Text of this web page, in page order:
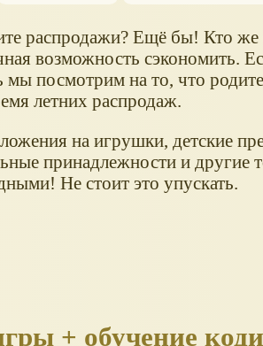
распродажи? Ещё бы! Кто
возможность сэкономить.
мы посмотрим на то, что
летних распродаж.
на игрушки, детские
принадлежности и другие
Не стоит это упускать.
+ обучение